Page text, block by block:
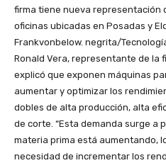
firma tiene nueva representación
oficinas ubicadas en Posadas y
Frankvonbelow. negrita/
Ronald Vera, representante de la
explicó que exponen máquinas
aumentar y optimizar los
dobles de alta producción, alta
de corte. “Esta demanda surge a
materia prima está aumentando,
necesidad de incrementar los